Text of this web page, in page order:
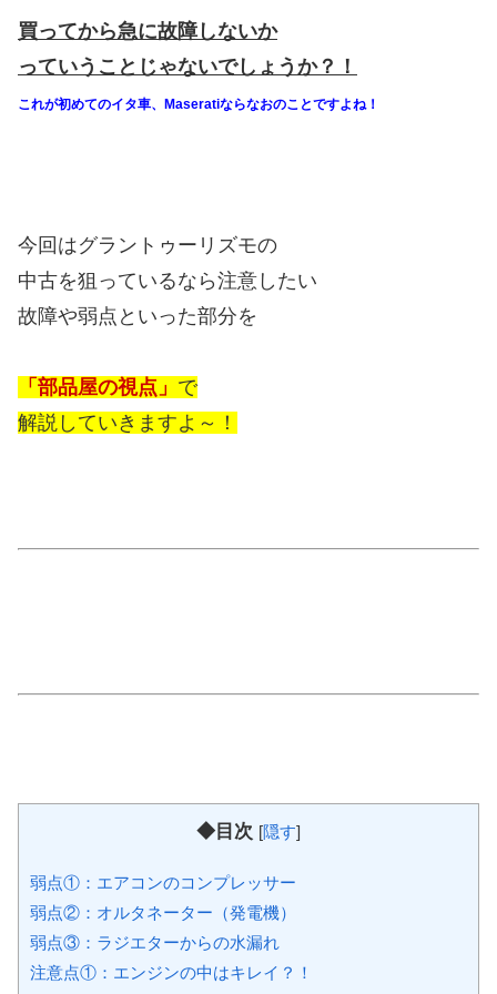
買ってから急に故障しないか
っていうことじゃないでしょうか？！
これが初めてのイタ車、Maseratiならなおのことですよね！
今回はグラントゥーリズモの
中古を狙っているなら注意したい
故障や弱点といった部分を
「部品屋の視点」 で
解説していきますよ～！
◆目次 [隠す]
弱点①：エアコンのコンプレッサー
弱点②：オルタネーター（発電機）
弱点③：ラジエターからの水漏れ
注意点①：エンジンの中はキレイ？！